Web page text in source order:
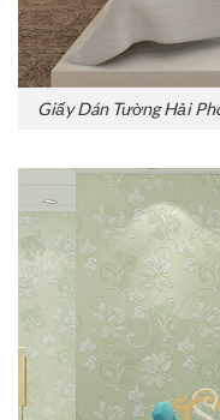
Giấy Dán Tường Hải